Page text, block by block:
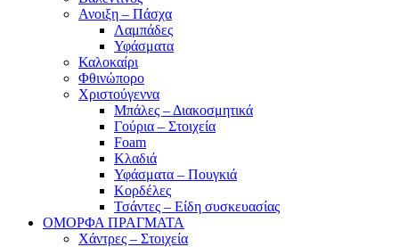
Ανοιξη – Πάσχα
Λαμπάδες
Υφάσματα
Καλοκαίρι
Φθινώπορο
Χριστούγεννα
Μπάλες – Διακοσμητικά
Γούρια – Στοιχεία
Foam
Κλαδιά
Υφάσματα – Πουγκιά
Κορδέλες
Τσάντες – Είδη συσκευασίας
ΟΜΟΡΦΑ ΠΡΑΓΜΑΤΑ
Χάντρες – Στοιχεία